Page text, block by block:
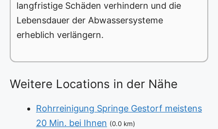
langfristige Schäden verhindern und die
Lebensdauer der Abwassersysteme
erheblich verlängern.
Weitere Locations in der Nähe
Rohrreinigung Springe Gestorf meistens
20 Min. bei Ihnen (0.0 km)